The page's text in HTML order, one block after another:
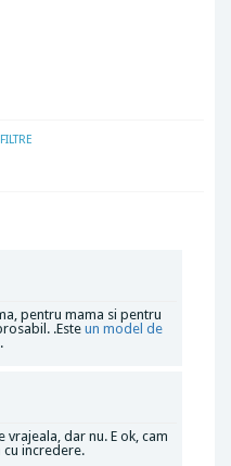
pentru mama si pentru
.Este un model de
vrajeala, dar nu. E ok, cam
cu incredere.